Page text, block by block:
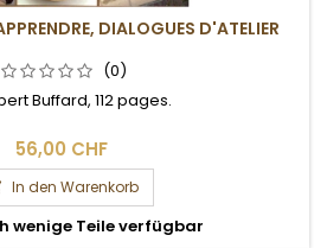
DIALOGUES D'ATELIER
(0)
Buffard, 112 pages.
56,00 CHF
In den Warenkorb
wenige Teile verfügbar